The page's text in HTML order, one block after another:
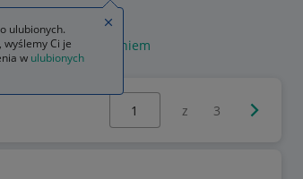
z wyposażeniem
Wybierz stronę:
z 3
ulubionych.
Ci je
w ulubionych
Zamknij wskazówkę